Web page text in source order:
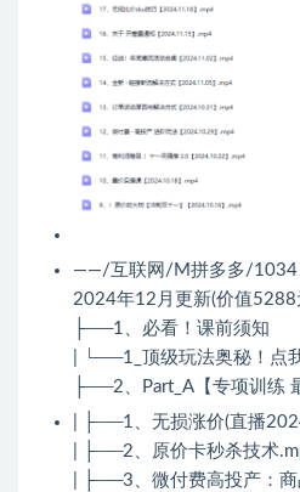
——/互联网/M拼多多/1034
2024年12月更新(价值5288
├──1、必看！课前须知
| └──1_顶级玩法奥秘！点
├──2、Part_A【专项训练
| ├──1、无损涨价(直播
| ├──2、原价卡秒杀技术
| ├──3、微付费高投产：